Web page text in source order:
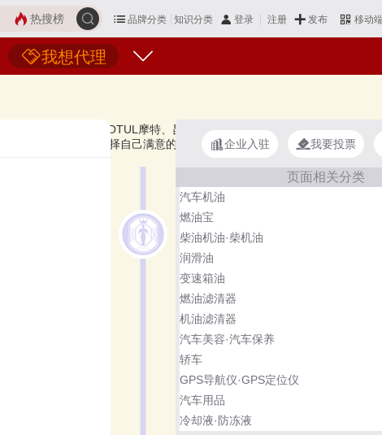
品牌分类 知识分类 登录 注册 发布 移动
热搜榜
我想代理
道达尔、MOTUL摩特、昆仑润滑、龙蟠Lopal、雪佛龙润滑油等
您可以多比较，选择自己满意的！全合成机油品牌主要属于商标分类的
企业入驻 我要投票
页面相关分类
汽车机油
燃油宝
柴油机油·柴机油
润滑油
变速箱油
燃油滤清器
机油滤清器
汽车美容·汽车保养
轿车
GPS导航仪·GPS定位仪
汽车用品
冷却液·防冻液